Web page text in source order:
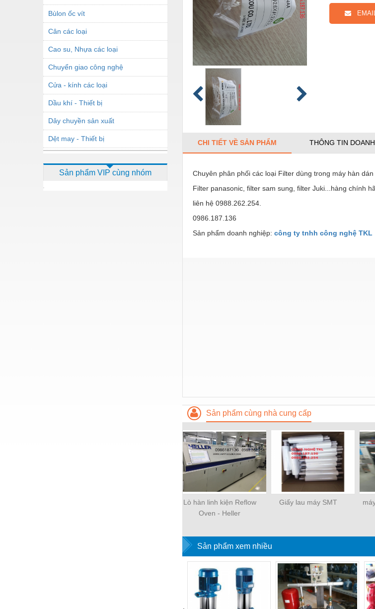
Bùlon ốc vít
Cân các loại
Cao su, Nhựa các loại
Chuyển giao công nghệ
Cửa - kính các loại
Dầu khí - Thiết bị
Dây chuyền sản xuất
Dệt may - Thiết bị
Dịch vụ - Thi công
Sản phẩm VIP cùng nhóm
CHI TIẾT VỀ SẢN PHẨM THÔNG TIN
Chuyên phân phối các loại Filter dùng trong máy hàn dán
Filter panasonic, filter sam sung, filter Juki...hàng chính
liên hệ 0988.262.254.
0986.187.136
Sản phẩm doanh nghiệp: công ty tnhh công nghệ TKL
Sản phẩm cùng nhà cung cấp
Lò hàn linh kiện Reflow
Oven - Heller
Giấy lau máy SMT
Sản phẩm xem nhiều